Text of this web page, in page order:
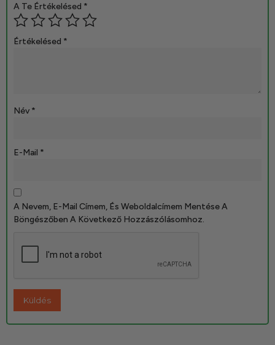
A Te Értékelésed *
Értékelésed *
Név *
E-Mail *
A Nevem, E-Mail Címem, És Weboldalcímem Mentése A
Böngészőben A Következő Hozzászólásomhoz.